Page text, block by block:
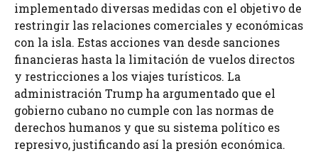
implementado diversas medidas con el objetivo de
restringir las relaciones comerciales y económicas
con la isla. Estas acciones van desde sanciones
financieras hasta la limitación de vuelos directos
y restricciones a los viajes turísticos. La
administración Trump ha argumentado que el
gobierno cubano no cumple con las normas de
derechos humanos y que su sistema político es
represivo, justificando así la presión económica.